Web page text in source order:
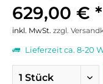
629,00 € *
inkl. MwSt. zzgl.
Lieferzeit ca. 8-20